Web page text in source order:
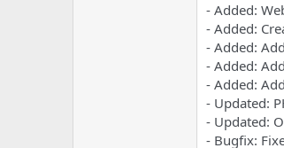
- Added:
- Added:
- Added:
- Added:
- Added:
- Updated:
- Updated:
- Bugfix: